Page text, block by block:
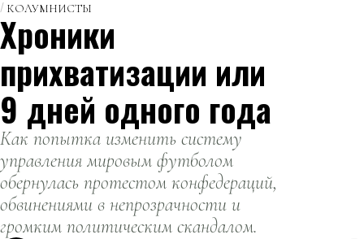
КОЛУМНИСТЫ
Хроники
прихватизации или
9 дней одного года
Как попытка изменить систему
управления мировым футболом
обернулась протестом конфедераций,
обвинениями в непрозрачности и
громким политическим скандалом.